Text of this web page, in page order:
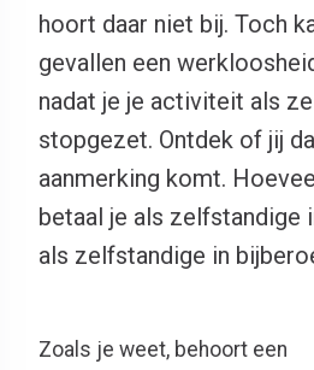
hoort daar niet bij. Toch
gevallen een
nadat je je activiteit als
stopgezet. Ontdek of jij
aanmerking komt.
betaal je als zelfstandige
als zelfstandige in
Zoals je weet, behoort een